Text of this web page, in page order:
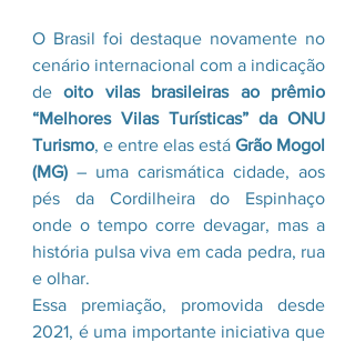
O Brasil foi destaque novamente no
cenário internacional com a indicação
de oito vilas brasileiras ao prêmio
“Melhores Vilas Turísticas” da ONU
Turismo, e entre elas está Grão Mogol
(MG) – uma carismática cidade, aos
pés da Cordilheira do Espinhaço
onde o tempo corre devagar, mas a
história pulsa viva em cada pedra, rua
e olhar.
Essa premiação, promovida desde
2021, é uma importante iniciativa que